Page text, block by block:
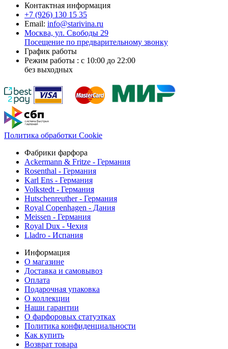
Контактная информация
+7 (926) 130 15 35
Email: info@starivina.ru
Москва, ул. Свободы 29
Посещение по предварительному звонку
График работы
Режим работы : с 10:00 до 22:00
без выходных
Политика обработки Cookie
Фабрики фарфора
Ackermann & Fritze - Германия
Rosenthal - Германия
Karl Ens - Германия
Volkstedt - Германия
Hutschenreuther - Германия
Royal Copenhagen - Дания
Meissen - Германия
Royal Dux - Чехия
Lladro - Испания
Информация
О магазине
Доставка и самовывоз
Оплата
Подарочная упаковка
О коллекции
Наши гарантии
О фарфоровых статуэтках
Политика конфиденциальности
Как купить
Возврат товара